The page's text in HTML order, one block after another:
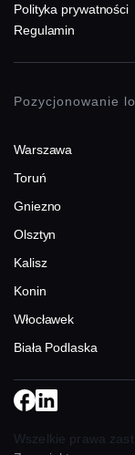
Polityka prywatności
Regulamin
Pozycjonowanie
Warszawa
Toruń
Gniezno
Olsztyn
Kalisz
Konin
Włocławek
Biała Podlaska
Wszelkie prawa